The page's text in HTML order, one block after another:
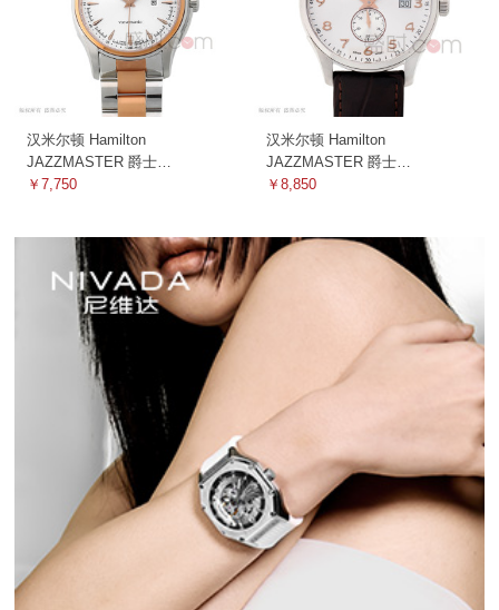
汉米尔顿 Hamilton
JAZZMASTER 爵士
H32305191 机械
￥7,750
汉米尔顿 Hamilton
JAZZMASTER 爵士
H42515555 机械
￥8,850